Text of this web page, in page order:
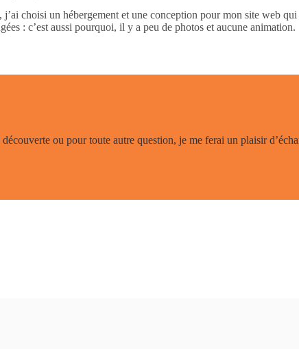
j’ai choisi un hébergement et une conception pour mon site web
: c’est aussi pourquoi, il y a peu de photos et aucune animation.
ou pour toute autre question, je me ferai un plaisir